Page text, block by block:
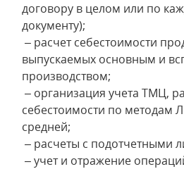
договору в целом или по
документу);
– расчет себестоимости
выпускаемых основным и
производством;
– организация учета ТМЦ,
себестоимости по
средней;
– расчеты с подотчетными
– учет и отражение